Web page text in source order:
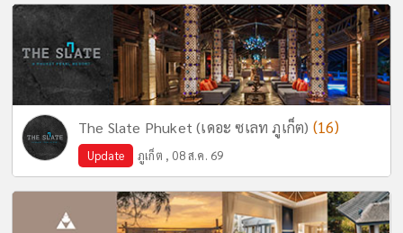
The Slate Phuket (เดอะ ซเลท ภูเก็ต) (16)
Update ภูเก็ต , 08 ส.ค. 69